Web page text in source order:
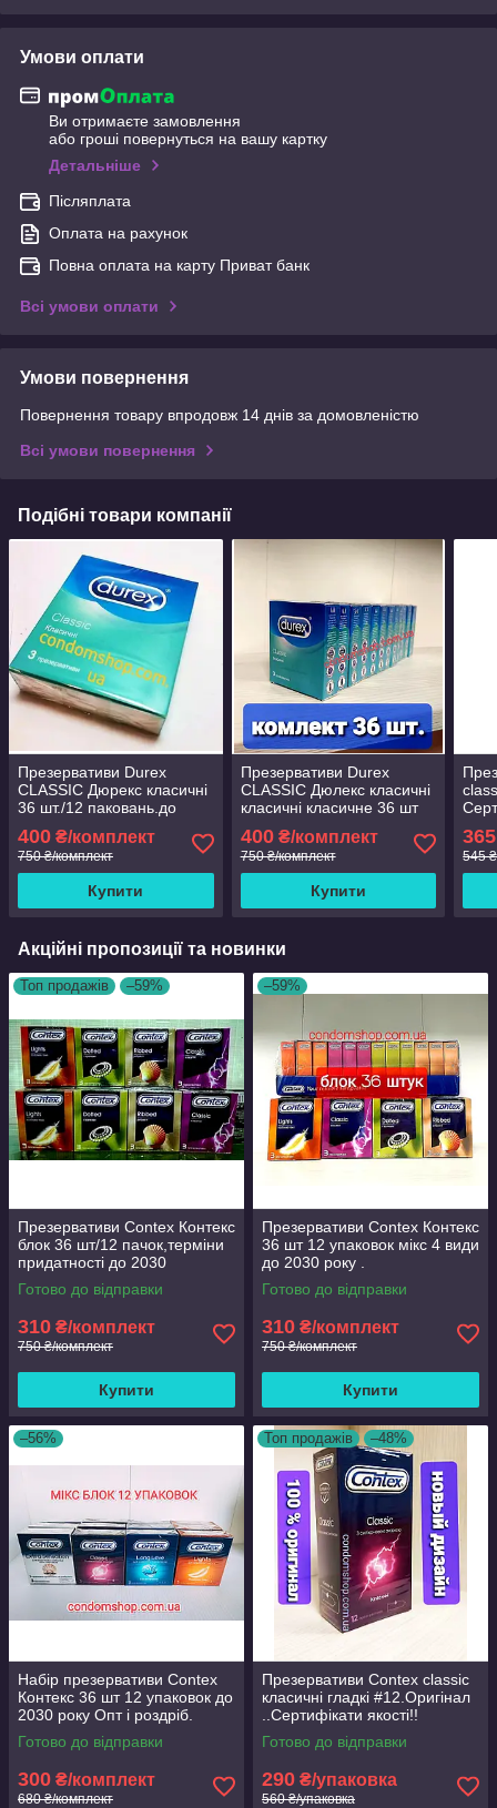
Умови оплати
Ви отримаєте замовлення
або гроші повернуться на вашу картку
Детальніше
Післяплата
Оплата на рахунок
Повна оплата на карту Приват банк
Всі умови оплати
Умови повернення
Повернення товару впродовж 14 днів за домовленістю
Всі умови повернення
Подібні товари компанії
Презервативи Durex
CLASSIC Дюрекс класичні
36 шт./12 паковань.до
400 ₴/комплект
750 ₴/комплект
Купити
Презервативи Durex
CLASSIC Дюлекс класичні
класичні класичне 36 шт
400₴/комплект
750 ₴/комплект
Купити
365
545
Акційні пропозиції та новинки
Топ продажів –59%
Презервативи Contex Контекс
блок 36 шт/12 пачок,терміни
придатності до 2030
Готово до відправки
310 ₴/комплект
750 ₴/комплект
Купити
–59%
Презервативи Contex Контекс
36 шт 12 упаковок мікс 4 види
до 2030 року .
Готово до відправки
310 ₴/комплект
750 ₴/комплект
Купити
–56%
Набір презервативи Contex
Контекс 36 шт 12 упаковок до
2030 року Опт і роздріб.
Готово до відправки
300 ₴/комплект
680 ₴/комплект
Топ продажів –48%
Презервативи Contex classic
класичні гладкі #12.Оригінал
..Сертифікати якості!!
Готово до відправки
290 ₴/упаковка
560 ₴/упаковка